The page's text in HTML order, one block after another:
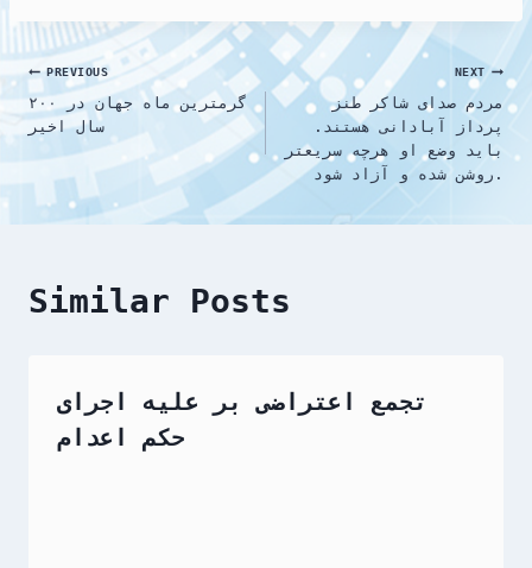
Post
navigation
PREVIOUS
گرمترین ماه جهان در ۲۰۰
سال اخیر
NEXT
مردم صدای شاکر طنز
پرداز آبادانی هستند.
باید وضع او هرچه سریعتر
روشن شده و آزاد شود.
Similar Posts
تجمع اعتراضی بر علیه اجرای
حکم اعدام